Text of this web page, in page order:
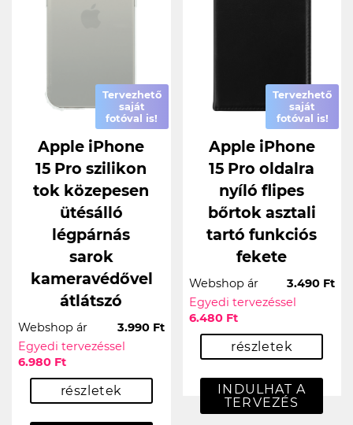
Tervezhető
saját
fotóval is!
Apple iPhone
15 Pro szilikon
tok közepesen
ütésálló
légpárnás
sarok
kameravédővel
átlátszó
Webshop ár
3.990 Ft
Egyedi tervezéssel
6.980 Ft
részletek
Tervezhető
saját
fotóval is!
Apple iPhone
15 Pro oldalra
nyíló flipes
bőrtok asztali
tartó funkciós
fekete
Webshop ár
3.490 Ft
Egyedi tervezéssel
6.480 Ft
részletek
INDULHAT A
TERVEZÉS